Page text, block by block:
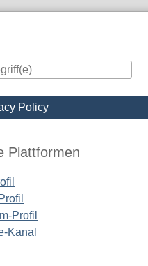
Policy
Plattformen
Profil
Kanal